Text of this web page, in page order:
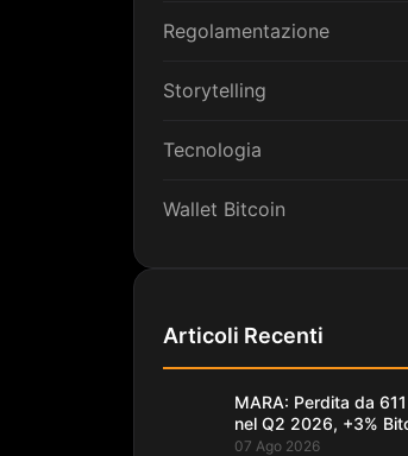
Regolamentazione
Storytelling
Tecnologia
Wallet Bitcoin
Articoli Recenti
MARA: Perdita da
nel Q2 2026, +3%
Minati
07 Ago 2026